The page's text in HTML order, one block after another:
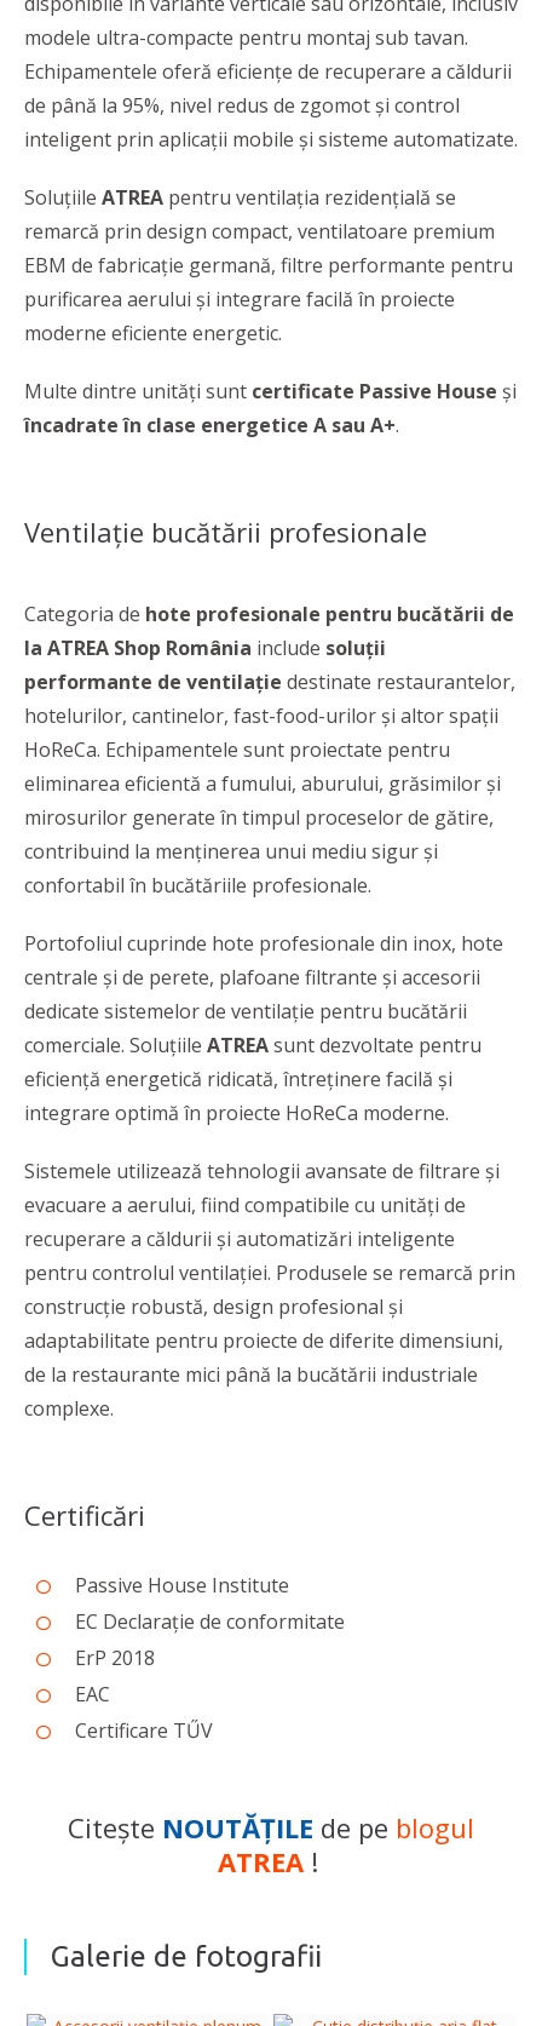
modele ultra-compacte pentru montaj sub tavan.
Echipamentele oferă eficiențe de recuperare a căldurii
de până la 95%, nivel redus de zgomot și control
inteligent prin aplicații mobile și sisteme automatizate.
Soluțiile ATREA pentru ventilația rezidențială se
remarcă prin design compact, ventilatoare premium
EBM de fabricație germană, filtre performante pentru
purificarea aerului și integrare facilă în proiecte
moderne eficiente energetic.
Multe dintre unități sunt certificate Passive House și
încadrate în clase energetice A sau A+.
Ventilație bucătării profesionale
Categoria de hote profesionale pentru bucătării de
la ATREA Shop România include soluții
performante de ventilație destinate restaurantelor,
hotelurilor, cantinelor, fast-food-urilor și altor spații
HoReCa. Echipamentele sunt proiectate pentru
eliminarea eficientă a fumului, aburului, grăsimilor și
mirosurilor generate în timpul proceselor de gătire,
contribuind la menținerea unui mediu sigur și
confortabil în bucătăriile profesionale.
Portofoliul cuprinde hote profesionale din inox, hote
centrale și de perete, plafoane filtrante și accesorii
dedicate sistemelor de ventilație pentru bucătării
comerciale. Soluțiile ATREAsunt dezvoltate pentru
eficiență energetică ridicată, întreținere facilă și
integrare optimă în proiecte HoReCa moderne.
Sistemele utilizează tehnologii avansate de filtrare și
evacuare a aerului, fiind compatibile cu unități de
recuperare a căldurii și automatizări inteligente
pentru controlul ventilației. Produsele se remarcă prin
construcție robustă, design profesional și
adaptabilitate pentru proiecte de diferite dimensiuni,
de la restaurante mici până la bucătării industriale
complexe.
Certificări
Passive House Institute
EC Declarație de conformitate
ErP 2018
EAC
Certificare TŰV
Citește NOUTĂŢILE de pe blogul
ATREA!
Galerie de fotografii